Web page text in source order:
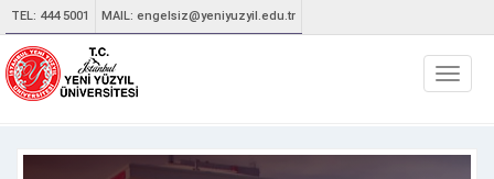
Lütfen
dikkat:
Bu
web
sitesi
TEL: 444 5001 MAIL: engelsiz@yeniyuzyil.edu.tr
Toggle